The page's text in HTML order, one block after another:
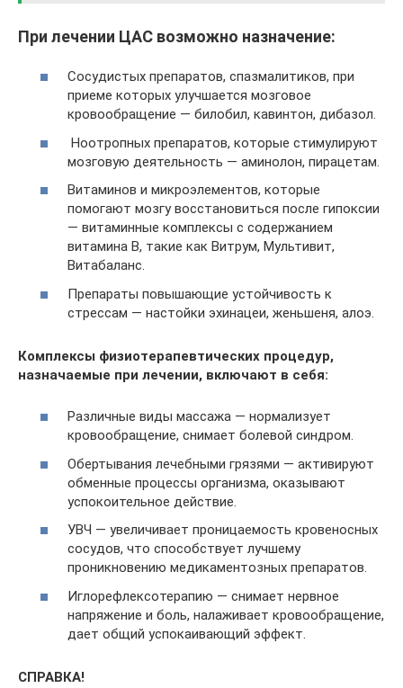
При лечении ЦАС возможно назначение:
Сосудистых препаратов, спазмалитиков, при
приеме которых улучшается мозговое
кровообращение — билобил, кавинтон, дибазол.
Ноотропных препаратов, которые стимулируют
мозговую деятельность — аминолон, пирацетам.
Витаминов и микроэлементов, которые
помогают мозгу восстановиться после гипоксии
— витаминные комплексы с содержанием
витамина B, такие как Витрум, Мультивит,
Витабаланс.
Препараты повышающие устойчивость к
стрессам — настойки эхинацеи, женьшеня, алоэ.
Комплексы физиотерапевтических процедур,
назначаемые при лечении, включают в себя:
Различные виды массажа — нормализует
кровообращение, снимает болевой синдром.
Обертывания лечебными грязями — активируют
обменные процессы организма, оказывают
успокоительное действие.
УВЧ — увеличивает проницаемость кровеносных
сосудов, что способствует лучшему
проникновению медикаментозных препаратов.
Иглорефлексотерапию — снимает нервное
напряжение и боль, налаживает кровообращение,
дает общий успокаивающий эффект.
СПРАВКА!